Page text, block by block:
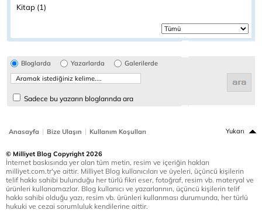
Kitap (1)
Bloglarda Yazarlarda Galerilerde
Sadece bu yazarın bloglarında ara
Anasayfa | Bize Ulaşın | Kullanım Koşulları Yukarı
© Milliyet Blog Copyright 2026
İnternet baskısında yer alan tüm metin, resim ve içeriğin hakları
milliyet.com.tr'ye aittir. Milliyet Blog kullanıcıları ve üyeleri, üçüncü kişilerin
telif hakkı sahibi bulunduğu her türlü fikri eser, fotoğraf, resim vb. materyal ve
ürünleri kullanamazlar. Blog kullanıcı ve yazarlarının, üçüncü kişilerin telif
hakkı sahibi olduğu yazı, resim vb. ürünleri kullanması durumunda, her türlü
hukuki ve cezai sorumluluk kendilerine aittir.